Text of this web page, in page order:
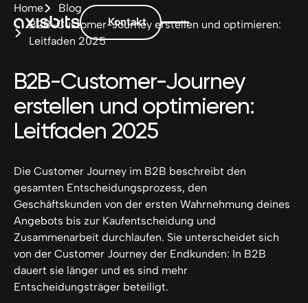
Kontakt
Home
Blog
B2B-Customer-Journey erstellen und optimieren:
Leitfaden 2025
B2B-Customer-Journey
erstellen und optimieren:
Leitfaden 2025
Die Customer Journey im B2B beschreibt den
gesamten Entscheidungsprozess, den
Geschäftskunden von der ersten Wahrnehmung deines
Angebots bis zur Kaufentscheidung und
Zusammenarbeit durchlaufen. Sie unterscheidet sich
von der Customer Journey der Endkunden: In B2B
dauert sie länger und es sind mehr
Entscheidungsträger beteiligt.